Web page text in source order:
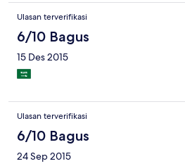
Ulasan terverifikasi
6/10 Bagus
15 Des 2015
Ulasan terverifikasi
6/10 Bagus
24 Sep 2015